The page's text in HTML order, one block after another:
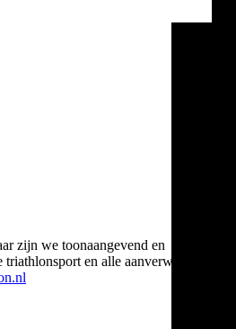
zijn we toonaangevend en
en alle aanverwante